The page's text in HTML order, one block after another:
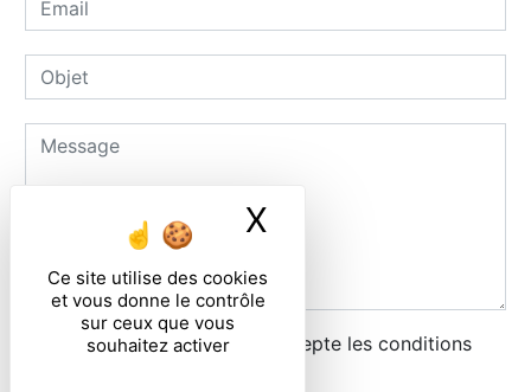
Ce site utilise des cookies
et vous donne le contrôle
sur ceux que vous
souhaitez activer
X
En cochant cette case, j'accepte les conditions